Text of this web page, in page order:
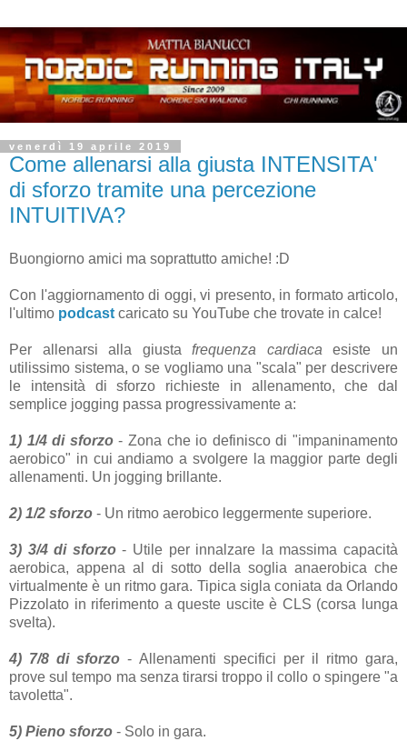
venerdì 19 aprile 2019
Come allenarsi alla giusta INTENSITA'
di sforzo tramite una percezione
INTUITIVA?
Buongiorno amici ma soprattutto amiche! :D
Con l'aggiornamento di oggi, vi presento, in formato articolo,
l'ultimo podcast caricato su YouTube che trovate in calce!
Per allenarsi alla giustafrequenza cardiacaesiste un
utilissimo sistema, o se vogliamo una "scala" per descrivere
le intensità di sforzo richieste in allenamento, che dal
semplice jogging passa progressivamente a:
1) 1/4 di sforzo- Zona che io definisco di "impaninamento
aerobico" in cui andiamo a svolgere la maggior parte degli
allenamenti. Un jogging brillante.
2) 1/2 sforzo - Un ritmo aerobico leggermente superiore.
3) 3/4 di sforzo- Utile per innalzare la massima capacità
aerobica, appena al di sotto della soglia anaerobica che
virtualmente è un ritmo gara. Tipica sigla coniata da Orlando
Pizzolato in riferimento a queste uscite è CLS (corsa lunga
svelta).
4) 7/8 di sforzo - Allenamenti specifici per il ritmo gara,
prove sul tempo ma senza tirarsi troppo il collo o spingere "a
tavoletta".
5) Pieno sforzo - Solo in gara.